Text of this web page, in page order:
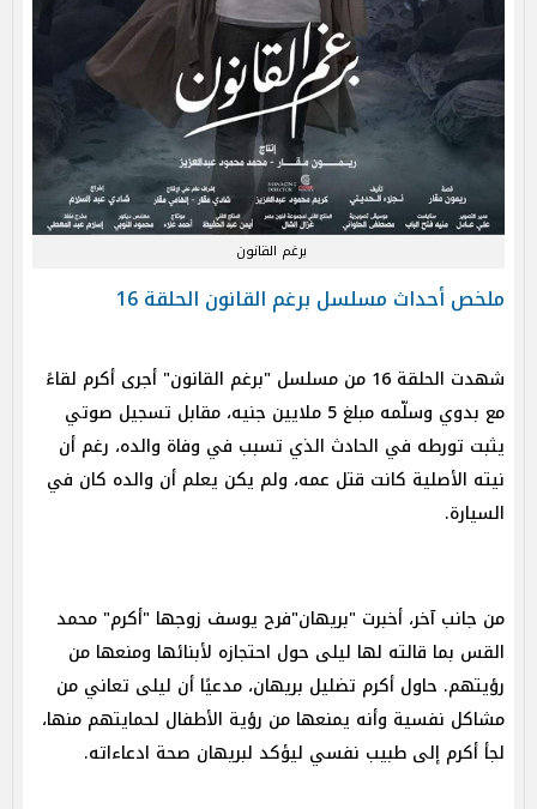
برغم القانون
ملخص أحداث مسلسل برغم القانون الحلقة 16
شهدت الحلقة 16 من مسلسل "برغم القانون" أجرى أكرم لقاءً
مع بدوي وسلّمه مبلغ 5 ملايين جنيه، مقابل تسجيل صوتي
يثبت تورطه في الحادث الذي تسبب في وفاة والده، رغم أن
نيته الأصلية كانت قتل عمه، ولم يكن يعلم أن والده كان في
السيارة.
من جانب آخر، أخبرت "بريهان"فرح يوسف زوجها "أكرم" محمد
القس بما قالته لها ليلى حول احتجازه لأبنائها ومنعها من
رؤيتهم. حاول أكرم تضليل بريهان، مدعيًا أن ليلى تعاني من
مشاكل نفسية وأنه يمنعها من رؤية الأطفال لحمايتهم منها،
لجأ أكرم إلى طبيب نفسي ليؤكد لبريهان صحة ادعاءاته.